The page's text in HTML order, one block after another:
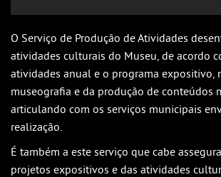
O Serviço de Produção de Atividades
atividades culturais do Museu, de acordo
atividades anual e o programa expositivo,
museografia e da produção de conteúdos
articulando com os serviços municipais
realização.
É também a este serviço que cabe
projetos expositivos e das atividades